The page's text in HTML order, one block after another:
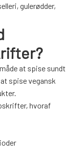
gulerødder,
at spise sundt
spise vegansk
hvoraf